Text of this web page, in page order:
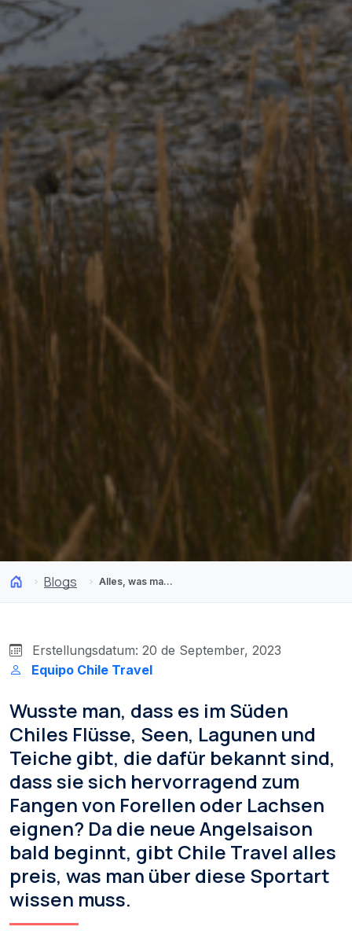
Blogs Alles, was man über das Sportfischen in Chile wissen muss
Erstellungsdatum: 20 de September, 2023
Equipo Chile Travel
Wusste man, dass es im Süden
Chiles Flüsse, Seen, Lagunen und
Teiche gibt, die dafür bekannt sind,
dass sie sich hervorragend zum
Fangen von Forellen oder Lachsen
eignen? Da die neue Angelsaison
bald beginnt, gibt Chile Travel alles
preis, was man über diese Sportart
wissen muss.